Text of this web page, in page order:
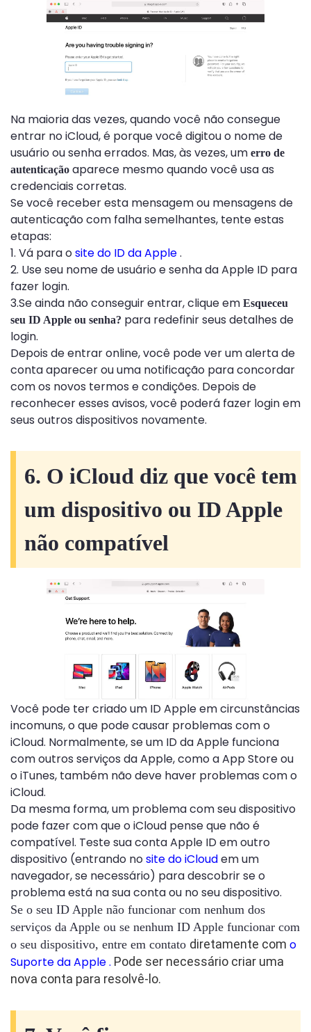
Na maioria das vezes, quando você não consegue
entrar no iCloud, é porque você digitou o nome de
usuário ou senha errados. Mas, às vezes, um erro de
autenticação aparece mesmo quando você usa as
credenciais corretas.
Se você receber esta mensagem ou mensagens de
autenticação com falha semelhantes, tente estas
etapas:
1. Vá para osite do ID da Apple.
2. Use seu nome de usuário e senha da Apple ID para
fazer login.
3.Se ainda não conseguir entrar, clique em Esqueceu
seu ID Apple ou senha? para redefinir seus detalhes de
login.
Depois de entrar online, você pode ver um alerta de
conta aparecer ou uma notificação para concordar
com os novos termos e condições. Depois de
reconhecer esses avisos, você poderá fazer login em
seus outros dispositivos novamente.
6. O iCloud diz que você tem
um dispositivo ou ID Apple
não compatível
Você pode ter criado um ID Apple em circunstâncias
incomuns, o que pode causar problemas com o
iCloud. Normalmente, se um ID da Apple funciona
com outros serviços da Apple, como a App Store ou
o iTunes, também não deve haver problemas com o
iCloud.
Da mesma forma, um problema com seu dispositivo
pode fazer com que o iCloud pense que não é
compatível. Teste sua conta Apple ID em outro
dispositivo (entrando nosite do iCloudem um
navegador, se necessário) para descobrir se o
problema está na sua conta ou no seu dispositivo.
Se o seu ID Apple não funcionar com nenhum dos
serviços da Apple ou se nenhum ID Apple funcionar com
o seu dispositivo, entre em contato diretamente com o
Suporte da Apple . Pode ser necessário criar uma
nova conta para resolvê-lo.